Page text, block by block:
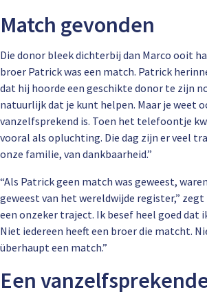
Match gevonden
Die donor bleek dichterbij dan Marco ooit
broer Patrick was een match. Patrick
dat hij hoorde een geschikte donor te zijn
natuurlijk dat je kunt helpen. Maar je weet
vanzelfsprekend is. Toen het telefoontje
vooral als opluchting. Die dag zijn er veel
onze familie, van dankbaarheid.”
“Als Patrick geen match was geweest,
geweest van het wereldwijde register,” zegt
een onzeker traject. Ik besef heel goed dat
Niet iedereen heeft een broer die matcht.
überhaupt een match.”
Een